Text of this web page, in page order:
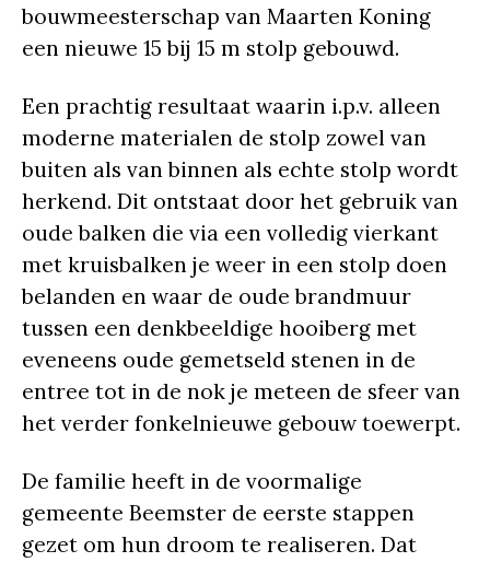
bouwmeesterschap van Maarten Koning
een nieuwe 15 bij 15 m stolp gebouwd.
Een prachtig resultaat waarin i.p.v. alleen
moderne materialen de stolp zowel van
buiten als van binnen als echte stolp wordt
herkend. Dit ontstaat door het gebruik van
oude balken die via een volledig vierkant
met kruisbalken je weer in een stolp doen
belanden en waar de oude brandmuur
tussen een denkbeeldige hooiberg met
eveneens oude gemetseld stenen in de
entree tot in de nok je meteen de sfeer van
het verder fonkelnieuwe gebouw toewerpt.
De familie heeft in de voormalige
gemeente Beemster de eerste stappen
gezet om hun droom te realiseren. Dat